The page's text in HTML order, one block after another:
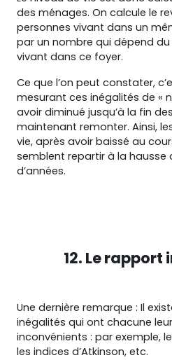
des ménages. On calcule le
personnes vivant dans un
par un nombre qui dépend
vivant dans ce foyer.
Ce que l’on peut constater,
mesurant ces inégalités de «
avoir diminué jusqu’à la fin
maintenant remonter. Ainsi,
vie, après avoir baissé au
semblent repartir à la hausse
d’années.
12. Le rapport
Une dernière remarque : Il
inégalités qui ont chacune
inconvénients : par exemple,
les indices d’Atkinson, etc.